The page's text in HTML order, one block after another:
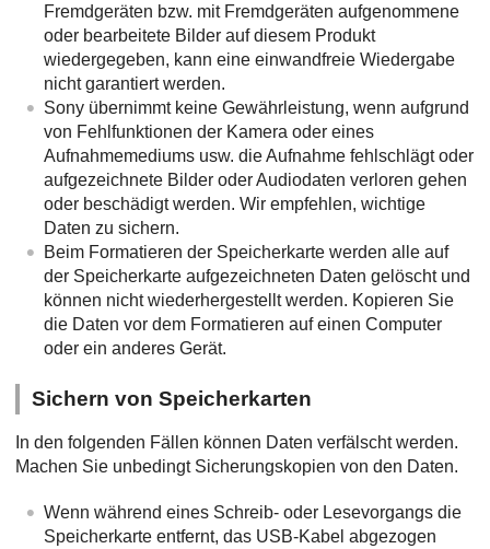
Fremdgeräten bzw. mit Fremdgeräten aufgenommene
oder bearbeitete Bilder auf diesem Produkt
wiedergegeben, kann eine einwandfreie Wiedergabe
nicht garantiert werden.
Sony übernimmt keine Gewährleistung, wenn aufgrund
von Fehlfunktionen der Kamera oder eines
Aufnahmemediums usw. die Aufnahme fehlschlägt oder
aufgezeichnete Bilder oder Audiodaten verloren gehen
oder beschädigt werden. Wir empfehlen, wichtige
Daten zu sichern.
Beim Formatieren der Speicherkarte werden alle auf
der Speicherkarte aufgezeichneten Daten gelöscht und
können nicht wiederhergestellt werden. Kopieren Sie
die Daten vor dem Formatieren auf einen Computer
oder ein anderes Gerät.
Sichern von Speicherkarten
In den folgenden Fällen können Daten verfälscht werden.
Machen Sie unbedingt Sicherungskopien von den Daten.
Wenn während eines Schreib- oder Lesevorgangs die
Speicherkarte entfernt, das USB-Kabel abgezogen